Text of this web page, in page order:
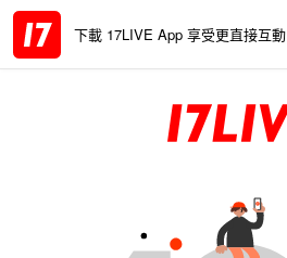
下載 17LIVE App 享受更直接互動